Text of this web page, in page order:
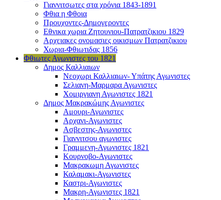
Γιαννιτσωτες στα χρόνια 1843-1891
Φθια η Φθοια
Προυχοντες-Δημογεροντες
Εθνικα χωρια Ζητουνιου-Πατρατζικιου 1829
Αρχειακες ονομασιες οικισμων Πατρατζικιου
Χωρια-Φθιωτιδας 1856
Φθιωτες Αγωνιστες του 1821
Δημος Καλλιαιων
Νεοχωρι Καλλιαιων- Υπάτης Αγωνιστες
Σελιανη-Μαρμαρα Αγωνιστες
Χομιργιανη Αγωνιστες 1821
Δημος Μακρακώμης Αγωνιστες
Αμουρι-Αγωνιστες
Αρχανι-Αγωνιστες
Ασβεστης-Αγωνιστες
Γιαννιτσου αγωνιστες
Γραμμενη-Αγωνιστες 1821
Κουρνοβο-Αγωνιστες
Μακρακωμη Αγωνιστες
Καλαμακι-Αγωνιστες
Καστρι-Αγωνιστες
Μακρη-Αγωνιστες 1821